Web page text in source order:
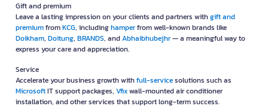
Gift and premium
Leave a lasting impression on your clients and partners withgift and
premiumfromKCG, includinghamperfrom well-known brands like
Doikham, Doitung, BRANDS, andAbhaibhubejhr— a meaningful way to
express your care and appreciation.
Service
Accelerate your business growth withfull-servicesolutions such as
MicrosoftIT support packages, Vfixwall-mounted air conditioner
installation, and other services that support long-term success.